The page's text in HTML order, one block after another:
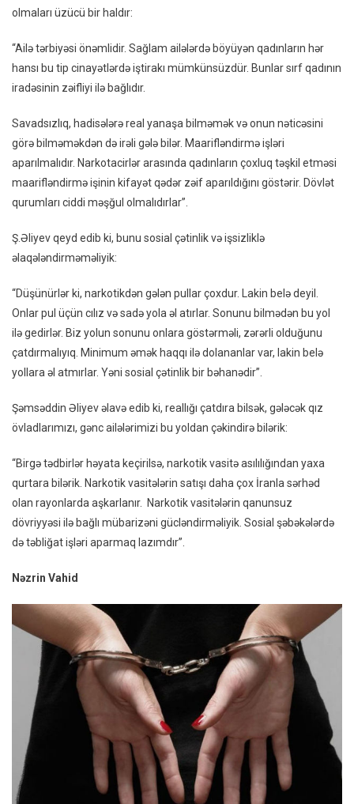
olmaları üzücü bir haldır:
“Ailə tərbiyəsi önəmlidir. Sağlam ailələrdə böyüyən qadınların hər
hansı bu tip cinayətlərdə iştirakı mümkünsüzdür. Bunlar sırf qadının
iradəsinin zəifliyi ilə bağlıdır.
Savadsızlıq, hadisələrə real yanaşa bilməmək və onun nəticəsini
görə bilməməkdən də irəli gələ bilər. Maarifləndirmə işləri
aparılmalıdır. Narkotacirlər arasında qadınların çoxluq təşkil etməsi
maarifləndirmə işinin kifayət qədər zəif aparıldığını göstərir. Dövlət
qurumları ciddi məşğul olmalıdırlar”.
Ş.Əliyev qeyd edib ki, bunu sosial çətinlik və işsizliklə
əlaqələndirməməliyik:
“Düşünürlər ki, narkotikdən gələn pullar çoxdur. Lakin belə deyil.
Onlar pul üçün cılız və sadə yola əl atırlar. Sonunu bilmədən bu yol
ilə gedirlər. Biz yolun sonunu onlara göstərməli, zərərli olduğunu
çatdırmalıyıq. Minimum əmək haqqı ilə dolananlar var, lakin belə
yollara əl atmırlar. Yəni sosial çətinlik bir bəhanədir”.
Şəmsəddin Əliyev əlavə edib ki, reallığı çatdıra bilsək, gələcək qız
övladlarımızı, gənc ailələrimizi bu yoldan çəkindirə bilərik:
“Birgə tədbirlər həyata keçirilsə, narkotik vasitə asılılığından yaxa
qurtara bilərik. Narkotik vasitələrin satışı daha çox İranla sərhəd
olan rayonlarda aşkarlanır. Narkotik vasitələrin qanunsuz
dövriyyəsi ilə bağlı mübarizəni gücləndirməliyik. Sosial şəbəkələrdə
də təbliğat işləri aparmaq lazımdır”.
Nəzrin Vahid